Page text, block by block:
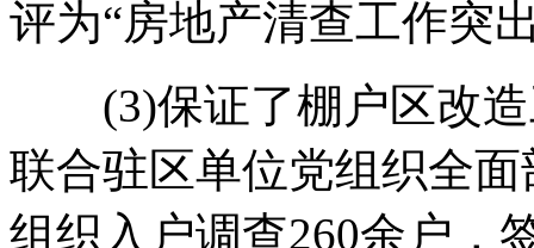
评为“房地产清查工作突
(3)保证了棚户区改造
联合驻区单位党组织全
组织入户调查260余户，